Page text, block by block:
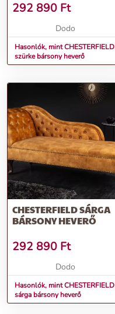
292 890 Ft
Dodo
Hasonlók, mint CHESTERFIELD
szürke bársony heverő
CHESTERFIELD SÁRGA
BÁRSONY HEVERŐ
292 890 Ft
Dodo
Hasonlók, mint CHESTERFIELD
sárga bársony heverő